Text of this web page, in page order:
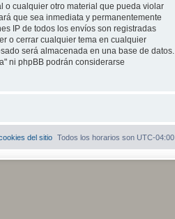
o cualquier otro material que pueda violar
que sea inmediata y permanentemente
IP de todos los envíos son registradas
o cerrar cualquier tema en cualquier
será almacenada en una base de datos.
ni phpBB podrán considerarse
Todos los horarios son UTC-04:00
del sitio